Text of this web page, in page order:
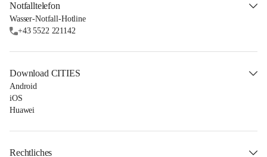
Notfalltelefon
Wasser-Notfall-Hotline
+43 5522 221142
Download CITIES
Android
iOS
Huawei
Rechtliches